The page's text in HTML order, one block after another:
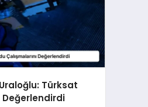
Türksat
Değerlendirdi